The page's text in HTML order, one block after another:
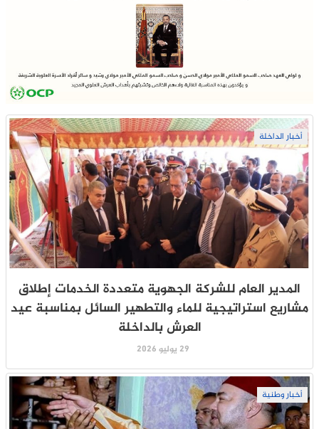
أخبار الداخلة
المدير العام للشركة الجهوية متعددة الخدمات إطلاق
مشاريع استراتيجية للماء والتطهير السائل بمناسبة عيد
العرش بالداخلة
29 يوليو 2026
أخبار وطنية